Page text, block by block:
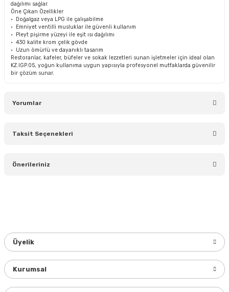
dağılımı sağlar.
Öne Çıkan Özellikler
• Doğalgaz veya LPG ile çalışabilme
• Emniyet ventilli musluklar ile güvenli kullanım
• Pleyt pişirme yüzeyi ile eşit ısı dağılımı
• 430 kalite krom çelik gövde
• Uzun ömürlü ve dayanıklı tasarım
Restoranlar, kafeler, büfeler ve sokak lezzetleri sunan işletmeler için ideal olan
KZ.IGP.05, yoğun kullanıma uygun yapısıyla profesyonel mutfaklarda güvenilir
bir çözüm sunar.
Yorumlar
Taksit Seçenekleri
Önerileriniz
Ürün bilgilerinde hatalar bulunuyor.
Üyelik
Kurumsal